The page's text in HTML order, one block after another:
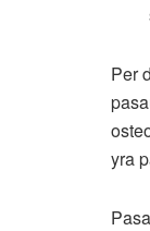
Per
yra